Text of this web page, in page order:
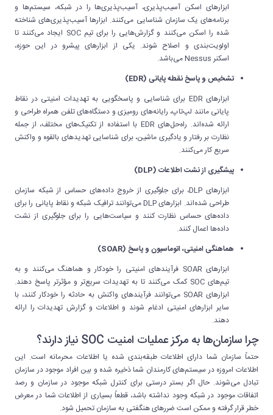
ابزارهای اسکن آسیب‌پذیری، آسیب‌پذیری‌ها را در شبکه، سیستم‌ها و
برنامه‌های یک سازمان شناسایی می‌کنند. ابزارها آسیب‌پذیری‌های شناخته
شده را اسکن می‌کنند و گزارش‌هایی را برای تیم SOC ایجاد می‌کنند تا
اولویت‌بندی و اصلاح شوند. یکی از ابزارهای پیشرو در این حوزه،
اسکنر Nessus می‌باشد.
تشخیص و پاسخ نقطه پایانی (EDR)
ابزارهای EDR برای شناسایی و پاسخگویی به تهدیدات امنیتی در نقاط
پایانی مانند لپ‌تاپ، رایانه‌های رومیزی و دستگاه‌های تلفن همراه طراحی و
ارائه شده‌اند. راه‌حل‌های EDR با استفاده از تکنیک‌های مختلف، از جمله
نظارت بر رفتار و یادگیری ماشین، برای شناسایی تهدیدهای بالقوه و واکنش
سریع کار می‌کنند.
پیشگیری از نشت اطلاعات (DLP)
ابزارهای DLP، برای جلوگیری از خروج داده‌های حساس از شبکه سازمان
طراحی شده‌اند. ابزارهای DLP می‌توانند ترافیک شبکه و نقاط پایانی را برای
داده‌های حساس نظارت کنند و سیاست‌هایی را برای جلوگیری از نشت
داده‌ها اعمال کنند.
هماهنگی امنیتی، اتوماسیون و پاسخ (SOAR)
ابزارهای SOAR فرآیندهای امنیتی را خودکار و هماهنگ می‌کنند و به
تیم‌های SOC کمک می‌کنند تا به تهدیدات سریع‌تر و مؤثرتر پاسخ دهند.
ابزارهای SOAR می‌توانند فرآیندهای واکنش به حادثه را خودکار کنند، با
سایر ابزارهای امنیتی ادغام شوند و اطلاعات و گزارش تهدیدات را ارائه
دهند.
چرا سازمان‌ها به مرکز عملیات امنیت SOC نیاز دارند؟
حتماً سازمان شما دارای اطلاعات طبقه‌بندی شده یا اطلاعات محرمانه است. این
اطلاعات امروزه در سیستم‌های کارمندان شما ذخیره شده و بین افراد موجود در سازمان
تبادل می‌شوند. حال اگر بستر درستی برای کنترل شبکه موجود در سازمان و رصد
اتفاقات موجود در شبکه وجود نداشته باشد، قطعاً بسیاری از اطلاعات شما در معرض
خطر قرار گرفته و ممکن است ضررهای هنگفتی به سازمان تحمیل شود.